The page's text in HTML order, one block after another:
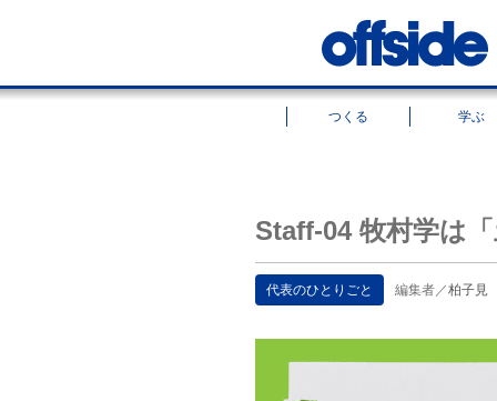
つくる 学ぶ
Staff-04 牧村学は
代表のひとりごと 編集者／柏子見